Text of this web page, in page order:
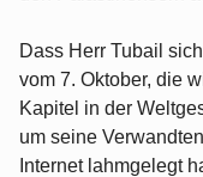
Dass Herr Tubail
vom 7. Oktober, die
Kapitel in der
um seine
Internet lahmgelegt